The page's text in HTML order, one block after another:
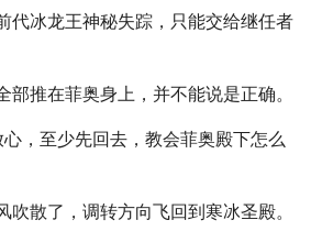
代冰龙王神秘失踪，只能交给继任者
部推在菲奥身上，并不能说是正确。
，至少先回去，教会菲奥殿下怎么
吹散了，调转方向飞回到寒冰圣殿。